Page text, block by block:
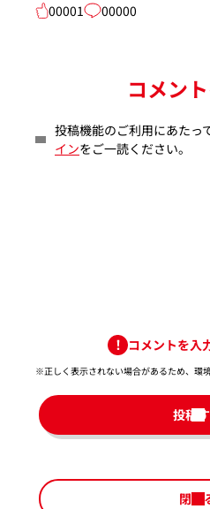
00001
00000
コメン
投稿機能のご利用にあたっ
インをご一読ください。
コメントを入
※正しく表示されない場合があるため、環
投稿
閉じ